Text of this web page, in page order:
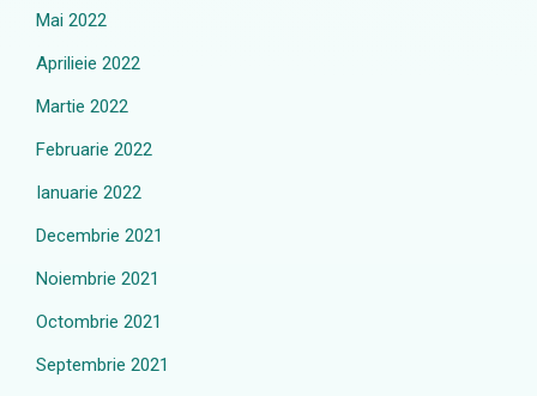
Mai 2022
Aprilieie 2022
Martie 2022
Februarie 2022
Ianuarie 2022
Decembrie 2021
Noiembrie 2021
Octombrie 2021
Septembrie 2021